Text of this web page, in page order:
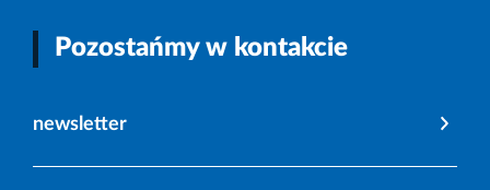
Pozostańmy w kontakcie
newsletter